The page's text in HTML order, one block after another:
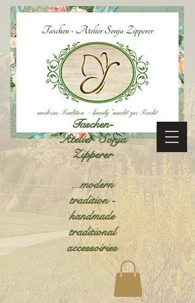
Taschen-
Atelier Sonja
Zipperer
...modern
tradition -
handmade
traditional
accessoiries